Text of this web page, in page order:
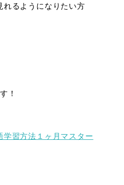
れるようになりたい方
！
学習方法１ヶ月マスター